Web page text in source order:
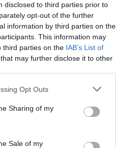
disclosed to third parties prior to
opt-out of the further
information by third parties on the
This information may
third parties on the IAB’s List of
that may further disclose it to other
app uses one or more Google
behaviour. You may click to
and its third-party tags to
purposes in below Google
Opt Outs
Sharing of my
Sale of my